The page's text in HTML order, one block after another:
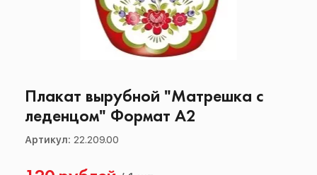
Плакат вырубной "Матрешка с
леденцом" Формат А2
Артикул: 22.209.00